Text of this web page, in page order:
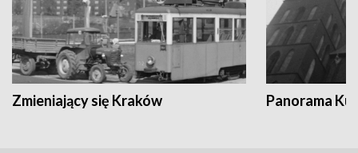
Zmieniający się Kraków Panorama